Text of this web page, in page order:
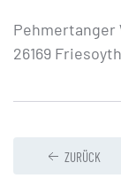
Pehmertanger
26169
ZURÜCK